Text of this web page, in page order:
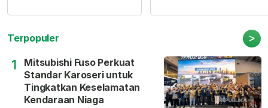
Terpopuler >
1
Mitsubishi Fuso Perkuat
Standar Karoseri untuk
Tingkatkan Keselamatan
Kendaraan Niaga